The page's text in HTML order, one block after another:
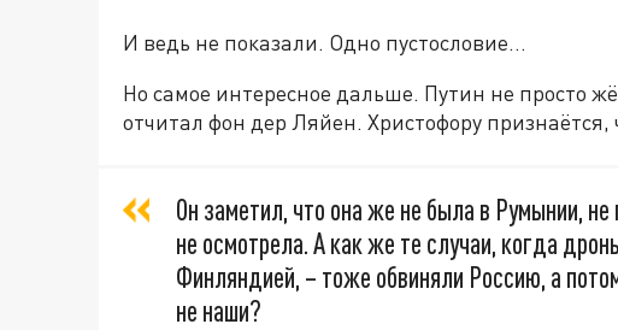
И ведь не показали. Одно пустословие…
Но самое интересное дальше. Путин не просто
отчитал фон дер Ляйен. Христофору
Он заметил, что она же не была в Румынии,
не осмотрела. А как же те случаи, когда
Финляндией, – тоже обвиняли Россию, а
не наши?